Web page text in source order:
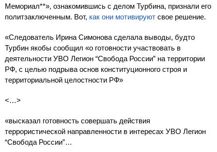
Мемориал**», ознакомившись с делом Турбина, признали его
политзаключенным. Вот, как они мотивируют свое решение.
«Следователь Ирина Симонова сделала выводы, будто
Турбин якобы сообщил «о готовности участвовать в
деятельности УВО Легион “Свобода России” на территории
РФ, с целью подрыва основ конституционного строя и
территориальной целостности РФ»
<…>
«высказал готовность совершать действия
террористической направленности в интересах УВО Легион
“Свобода России”…